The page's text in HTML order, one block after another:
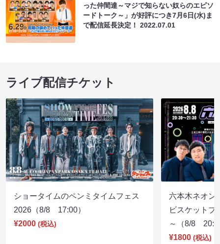
った仲間達～マジで知らない奴らのエピソ
ードトーク～」が好評につき7月6日(水)ま
で配信延長決定！2022.07.01
ライブ配信チケット
ショータイムのペンミタイムフェス
2026（8/8 17:00）
¥2000 (税込)
六本木ネオン
ビスケットブ
～（8/8
¥1800 (税込)